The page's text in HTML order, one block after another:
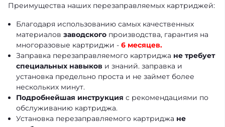
Преимущества наших перезаправляемых картриджей:
Благодаря использованию самых качественных
материалов заводского производства, гарантия на
многоразовые картриджи - 6 месяцев.
Заправка перезаправляемого картриджа не требует
специальных навыков и знаний. заправка и
установка предельно проста и не займет более
нескольких минут.
Подробнейшая инструкция с рекомендациями по
обслуживанию картриджа.
Установка перезаправляемого картриджа не